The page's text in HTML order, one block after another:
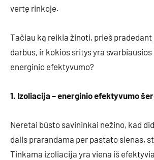
vertę rinkoje.
Tačiau ką reikia žinoti, prieš
darbus, ir kokios sritys yra
energinio efektyvumo?
1. Izoliacija – energinio efektyvumo
Neretai būsto savininkai nežino, kad
dalis prarandama per pastato sienas,
Tinkama izoliacija yra viena iš